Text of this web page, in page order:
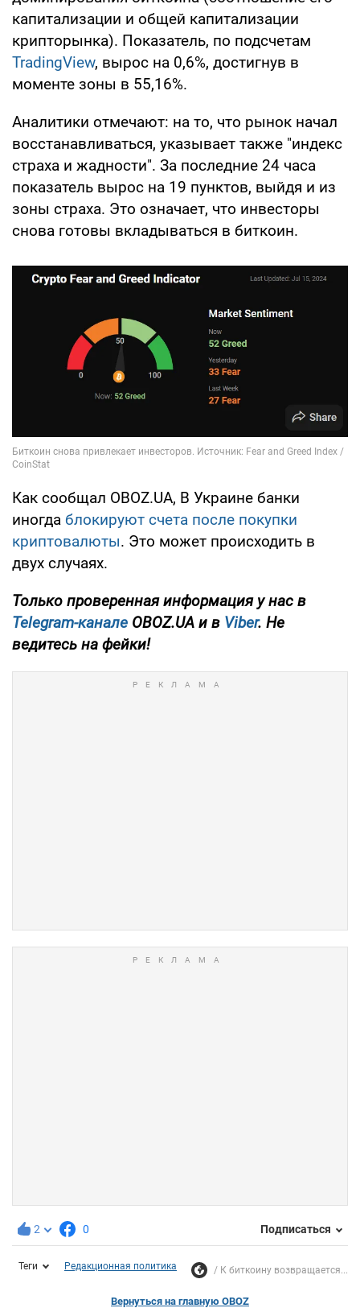
капитализации и общей капитализации
крипторынка). Показатель, по подсчетам
TradingView, вырос на 0,6%, достигнув в
моменте зоны в 55,16%.
Аналитики отмечают: на то, что рынок начал
восстанавливаться, указывает также "индекс
страха и жадности". За последние 24 часа
показатель вырос на 19 пунктов, выйдя и из
зоны страха. Это означает, что инвесторы
снова готовы вкладываться в биткоин.
Как сообщал OBOZ.UA, В Украине банки
иногда блокируют счета после покупки
криптовалюты. Это может происходить в
двух случаях.
Только проверенная информация у нас в
Telegram-канале OBOZ.UA и в Viber. Не
ведитесь на фейки!
2 0 Подписаться
Теги Редакционная политика К биткоину возвращается...
Вернуться на главную OBOZ